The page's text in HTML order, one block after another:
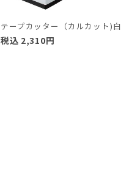
テープカッター（カルカット)白
税込 2,310円